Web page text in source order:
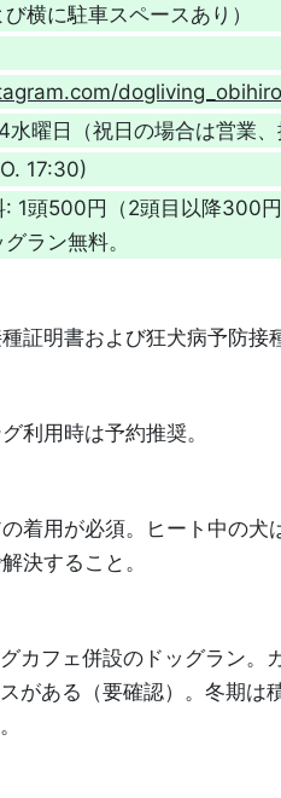
横に駐車スペースあり）
水曜日（祝日の場合は営業
17:30)
: 1頭500円（2頭目以降300
ラン無料。
証明書および狂犬病予防接
利用時は予約推奨。
着用が必須。ヒート中の犬
決すること。
カフェ併設のドッグラン。
がある（要確認）。冬期は